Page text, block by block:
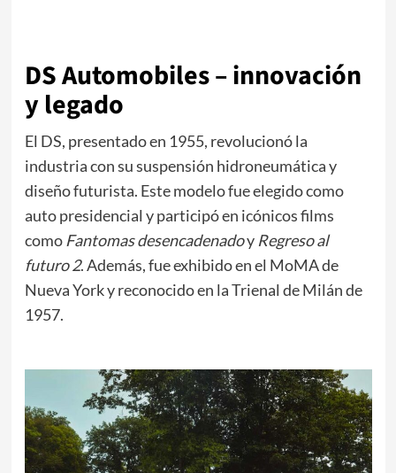
DS Automobiles – innovación
y legado
El DS, presentado en 1955, revolucionó la
industria con su suspensión hidroneumática y
diseño futurista. Este modelo fue elegido como
auto presidencial y participó en icónicos films
como Fantomas desencadenadoy Regreso al
futuro 2. Además, fue exhibido en el MoMA de
Nueva York y reconocido en la Trienal de Milán de
1957.